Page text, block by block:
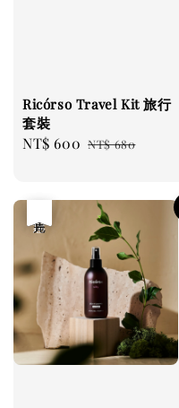
Ricórso Travel Kit 旅行
套裝
Sale
NT$ 600 Regular
NT$ 680